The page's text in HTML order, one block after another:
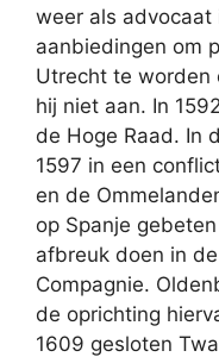
weer als advocaat
aanbiedingen om
Utrecht te worden
hij niet aan. In
de Hoge Raad. In
1597 in een
en de
op Spanje
afbreuk doen in
Compagnie.
de oprichting
1609 gesloten